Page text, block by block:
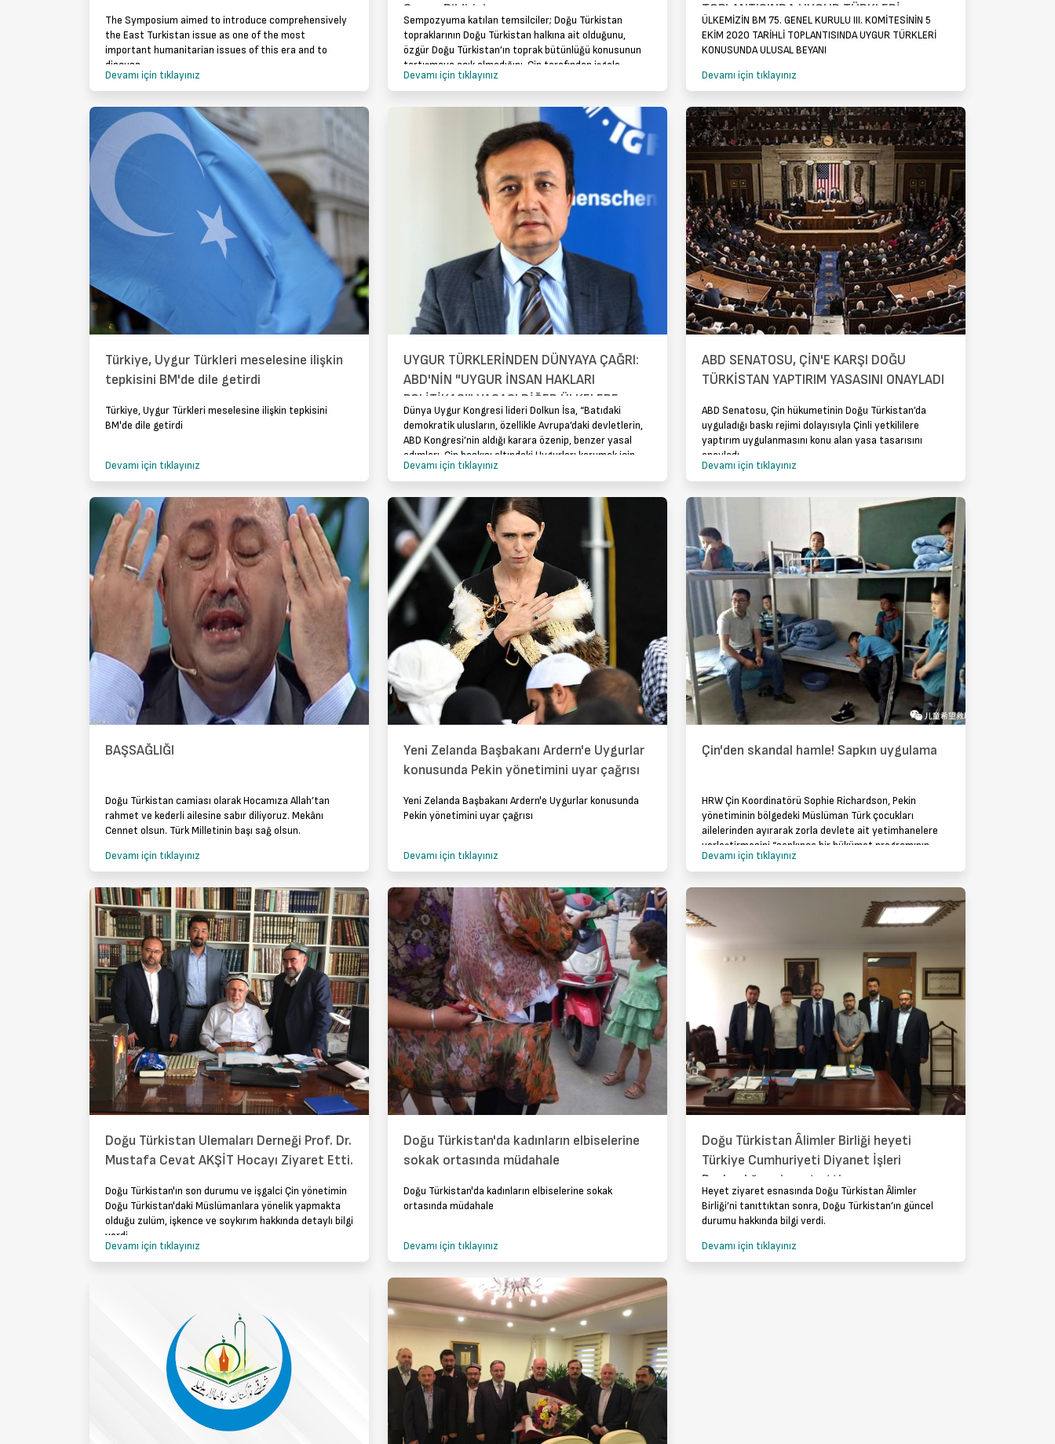
The Symposium aimed to introduce comprehensively
the East Turkistan issue as one of the most
important humanitarian issues of this era and to
discuss
Devamı için tıklayınız
Sonuç Bildirisi
Sempozyuma katılan temsilciler; Doğu Türkistan
topraklarının Doğu Türkistan halkına ait olduğunu,
özgür Doğu Türkistan’ın toprak bütünlüğü konusunun
tartışmaya açık olmadığını, Çin tarafından işgale
uğrayan devletini geri almanın Doğu Türkistan halkı
Devamı için tıklayınız
TOPLANTISINDA UYGUR TÜRKLERİ
KONUSUNDA ULUSAL BEYANI
ÜLKEMİZİN BM 75. GENEL KURULU III. KOMİTESİNİN 5
EKİM 2020 TARİHLİ TOPLANTISINDA UYGUR TÜRKLERİ
KONUSUNDA ULUSAL BEYANI
Devamı için tıklayınız
Türkiye, Uygur Türkleri meselesine ilişkin
tepkisini BM'de dile getirdi
Türkiye, Uygur Türkleri meselesine ilişkin tepkisini
BM'de dile getirdi
Devamı için tıklayınız
UYGUR TÜRKLERİNDEN DÜNYAYA ÇAĞRI:
ABD'NİN "UYGUR İNSAN HAKLARI
POLİTİKASI" YASASI DİĞER ÜLKELERE
ÖRNEK OLMALI
Dünya Uygur Kongresi lideri Dolkun İsa, “Batıdaki
demokratik ulusların, özellikle Avrupa’daki devletlerin,
ABD Kongresi’nin aldığı karara özenip, benzer yasal
adımları, Çin baskısı altındaki Uygurları korumak için
atmasını umuyorum. Bu oylama, Çin hü
Devamı için tıklayınız
ABD SENATOSU, ÇİN'E KARŞI DOĞU
TÜRKİSTAN YAPTIRIM YASASINI ONAYLADI
ABD Senatosu, Çin hükumetinin Doğu Türkistan’da
uyguladığı baskı rejimi dolayısıyla Çinli yetkililere
yaptırım uygulanmasını konu alan yasa tasarısını
onayladı.
Devamı için tıklayınız
BAŞSAĞLIĞI
Doğu Türkistan camiası olarak Hocamıza Allah’tan
rahmet ve kederli ailesine sabır diliyoruz. Mekânı
Cennet olsun. Türk Milletinin başı sağ olsun.
Devamı için tıklayınız
Yeni Zelanda Başbakanı Ardern'e Uygurlar
konusunda Pekin yönetimini uyar çağrısı
Yeni Zelanda Başbakanı Ardern'e Uygurlar konusunda
Pekin yönetimini uyar çağrısı
Devamı için tıklayınız
Çin'den skandal hamle! Sapkın uygulama
HRW Çin Koordinatörü Sophie Richardson, Pekin
yönetiminin bölgedeki Müslüman Türk çocukları
ailelerinden ayırarak zorla devlete ait yetimhanelere
yerleştirmesini “sapkınca bir hükümet programının
parçası” olarak nitelendirdi. Halen 2017 yılı öncesind
Devamı için tıklayınız
Doğu Türkistan Ulemaları Derneği Prof. Dr.
Mustafa Cevat AKŞİT Hocayı Ziyaret Etti.
Doğu Türkistan'ın son durumu ve işgalci Çin yönetimin
Doğu Türkistan'daki Müslümanlara yönelik yapmakta
olduğu zulüm, işkence ve soykırım hakkında detaylı bilgi
verdi.
Devamı için tıklayınız
Doğu Türkistan'da kadınların elbiselerine
sokak ortasında müdahale
Doğu Türkistan'da kadınların elbiselerine sokak
ortasında müdahale
Devamı için tıklayınız
Doğu Türkistan Âlimler Birliği heyeti
Türkiye Cumhuriyeti Diyanet İşleri
Başkanlığını ziyaret etti
Heyet ziyaret esnasında Doğu Türkistan Âlimler
Birliği’ni tanıttıktan sonra, Doğu Türkistan’ın güncel
durumu hakkında bilgi verdi.
Devamı için tıklayınız